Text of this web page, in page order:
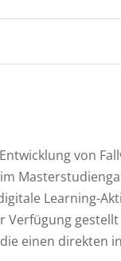
von
Learning-
einen direkten